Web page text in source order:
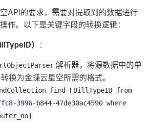
API的要求，需要对提取到的数据进行
作。以下是关键字段的转换逻辑：
） ：
解析器，将源数据中的单
换为金蝶云星空所需的格式。
find FBillTypeID from
3996-b844-47de30ac4590 where